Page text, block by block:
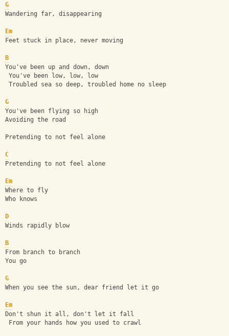
G
Wandering far, disappearing
Em
Feet stuck in place, never moving
B
You've been up and down, down
You've been low, low, low
Troubled sea so deep, troubled home no sleep
G
You've been flying so high
Avoiding the road
Pretending to not feel alone
C
Pretending to not feel alone
Em
Where to fly
Who knows
D
Winds rapidly blow
B
From branch to branch
You go
G
When you see the sun, dear friend let it go
Em
Don't shun it all, don't let it fall
From your hands how you used to crawl